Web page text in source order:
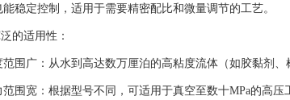
稳定控制，适用于需要精密配比和微量调节的工艺。
适用性：
广：从水到高达数万厘泊的高粘度流体（如胶黏剂、
宽：根据型号不同，可适用于真空至数十MPa的高压